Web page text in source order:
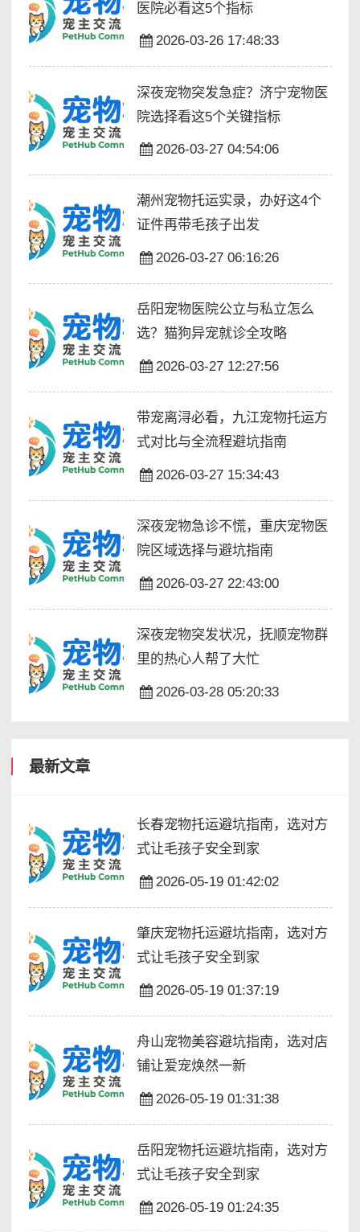
医院必看这5个指标
2026-03-26 17:48:33
深夜宠物突发急症？济宁宠物医
院选择看这5个关键指标
2026-03-27 04:54:06
潮州宠物托运实录，办好这4个
证件再带毛孩子出发
2026-03-27 06:16:26
岳阳宠物医院公立与私立怎么
选？猫狗异宠就诊全攻略
2026-03-27 12:27:56
带宠离浔必看，九江宠物托运方
式对比与全流程避坑指南
2026-03-27 15:34:43
深夜宠物急诊不慌，重庆宠物医
院区域选择与避坑指南
2026-03-27 22:43:00
深夜宠物突发状况，抚顺宠物群
里的热心人帮了大忙
2026-03-28 05:20:33
最新文章
长春宠物托运避坑指南，选对方
式让毛孩子安全到家
2026-05-19 01:42:02
肇庆宠物托运避坑指南，选对方
式让毛孩子安全到家
2026-05-19 01:37:19
舟山宠物美容避坑指南，选对店
铺让爱宠焕然一新
2026-05-19 01:31:38
岳阳宠物托运避坑指南，选对方
式让毛孩子安全到家
2026-05-19 01:24:35